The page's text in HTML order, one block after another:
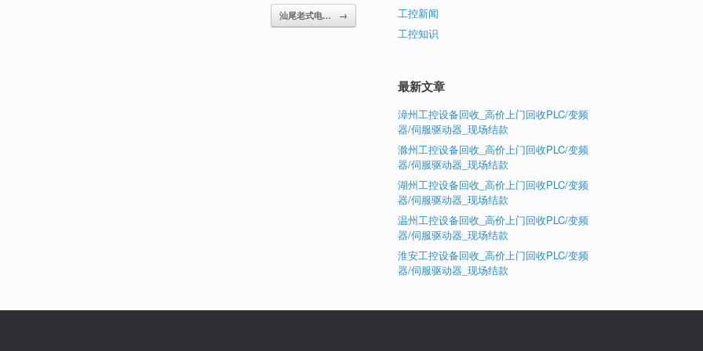
汕尾老式电… →
工控新闻
工控知识
最新文章
漳州工控设备回收_高价上门回收PLC/变频
器/伺服驱动器_现场结款
滁州工控设备回收_高价上门回收PLC/变频
器/伺服驱动器_现场结款
湖州工控设备回收_高价上门回收PLC/变频
器/伺服驱动器_现场结款
温州工控设备回收_高价上门回收PLC/变频
器/伺服驱动器_现场结款
淮安工控设备回收_高价上门回收PLC/变频
器/伺服驱动器_现场结款